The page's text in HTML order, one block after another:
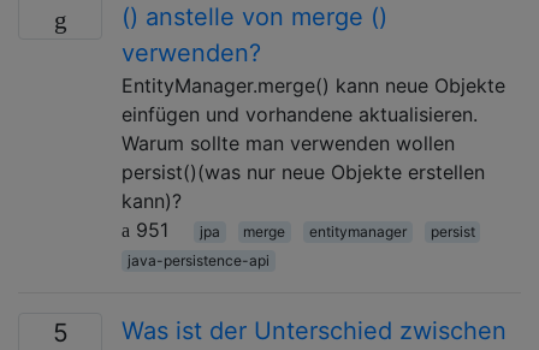
() anstelle von merge ()
verwenden?
EntityManager.merge() kann neue Objekte
einfügen und vorhandene aktualisieren.
Warum sollte man verwenden wollen
persist()(was nur neue Objekte erstellen
kann)?
951
jpa merge entitymanager
persist
java-persistence-api
5
Was ist der Unterschied zwischen